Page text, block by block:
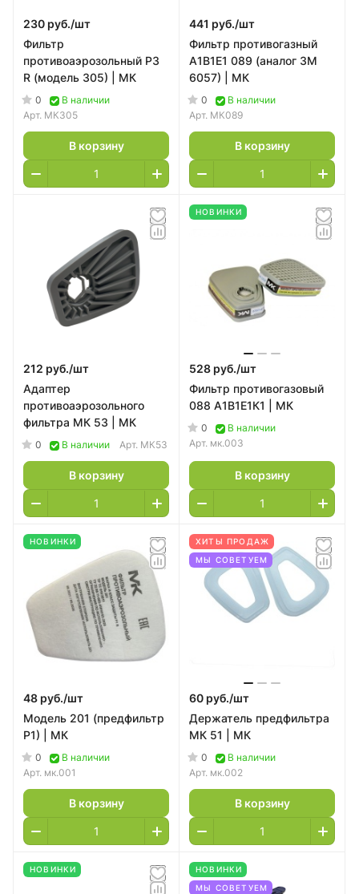
230 руб./шт
Фильтр
противоаэрозольный P3
R (модель 305) | МК
0
В наличии
Арт. МК305
В корзину
441 руб./шт
Фильтр противогазный
А1В1Е1 089 (аналог 3М
6057) | МК
0
В наличии
Арт. МК089
В корзину
212 руб./шт
Адаптер
противоаэрозольного
фильтра МК 53 | МК
0 В наличии Арт. МК53
В корзину
НОВИНКИ
528 руб./шт
Фильтр противогазовый
088 А1В1Е1К1 | МК
0
В наличии
Арт. мк.003
В корзину
НОВИНКИ
48 руб./шт
Модель 201 (предфильтр
Р1) | МК
0
В наличии
Арт. мк.001
В корзину
ХИТЫ ПРОДАЖ
МЫ СОВЕТУЕМ
60 руб./шт
Держатель предфильтра
МК 51 | МК
0
В наличии
Арт. мк.002
В корзину
НОВИНКИ
НОВИНКИ
МЫ СОВЕТУЕМ